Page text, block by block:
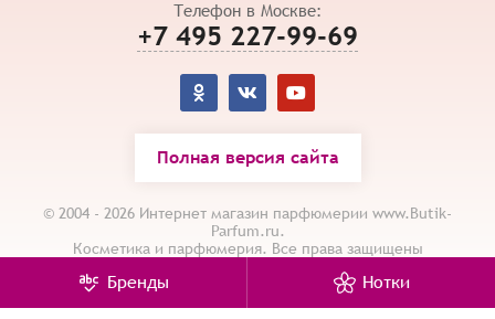
Телефон в Москве:
+7 495 227-99-69
Полная версия сайта
© 2004 - 2026 Интернет магазин парфюмерии www.Butik-
Parfum.ru.
Косметика и парфюмерия. Все права защищены
Карта сайта
Политика конфиденциальности
Бренды Нотки